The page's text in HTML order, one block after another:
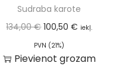
Sudraba karote
134,00€ 100,50€ iekļ.
PVN (21%)
Pievienot grozam